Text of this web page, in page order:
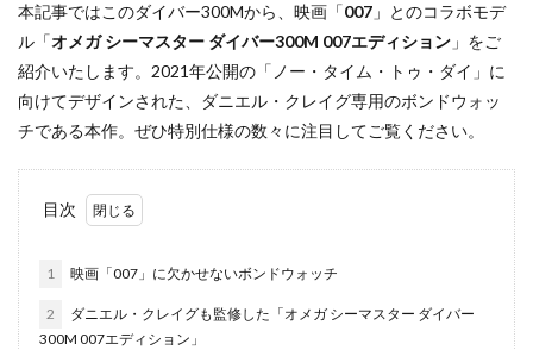
本記事ではこのダイバー300Mから、映画「007 」とのコラボモデ
ル「オメガ シーマスター ダイバー300M 007エディション 」をご
紹介いたします。2021年公開の「ノー・タイム・トゥ・ダイ」に
向けてデザインされた、ダニエル・クレイグ専用のボンドウォッ
チである本作。ぜひ特別仕様の数々に注目してご覧ください。
目次
1 映画「007」に欠かせないボンドウォッチ
2
ダニエル・クレイグも監修した「オメガ シーマスター ダイバー
300M 007エディション」